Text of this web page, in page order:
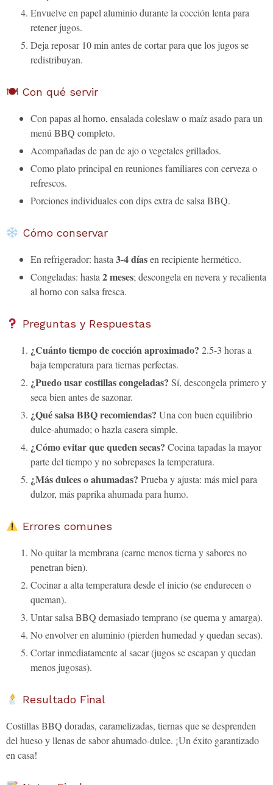
Envuelve en papel aluminio durante la cocción lenta para
retener jugos.
Deja reposar 10 min antes de cortar para que los jugos se
redistribuyan.
🍽 Con qué servir
Con papas al horno, ensalada coleslaw o maíz asado para un
menú BBQ completo.
Acompañadas de pan de ajo o vegetales grillados.
Como plato principal en reuniones familiares con cerveza o
refrescos.
Porciones individuales con dips extra de salsa BBQ.
Cómo conservar
En refrigerador: hasta 3-4 díasen recipiente hermético.
Congeladas: hasta 2 meses; descongela en nevera y recalienta
al horno con salsa fresca.
Preguntas y Respuestas
¿Cuánto tiempo de cocción aproximado? 2.5-3 horas a
baja temperatura para tiernas perfectas.
¿Puedo usar costillas congeladas? Sí, descongela primero y
seca bien antes de sazonar.
¿Qué salsa BBQ recomiendas? Una con buen equilibrio
dulce-ahumado; o hazla casera simple.
¿Cómo evitar que queden secas? Cocina tapadas la mayor
parte del tiempo y no sobrepases la temperatura.
¿Más dulces o ahumadas? Prueba y ajusta: más miel para
dulzor, más paprika ahumada para humo.
Errores comunes
No quitar la membrana (carne menos tierna y sabores no
penetran bien).
Cocinar a alta temperatura desde el inicio (se endurecen o
queman).
Untar salsa BBQ demasiado temprano (se quema y amarga).
No envolver en aluminio (pierden humedad y quedan secas).
Cortar inmediatamente al sacar (jugos se escapan y quedan
menos jugosas).
Resultado Final
Costillas BBQ doradas, caramelizadas, tiernas que se desprenden
del hueso y llenas de sabor ahumado-dulce. ¡Un éxito garantizado
en casa!